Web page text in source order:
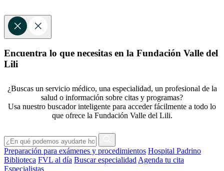
Encuentra lo que necesitas en la Fundación Valle del
Lili
¿Buscas un servicio médico, una especialidad, un profesional de la
salud o información sobre citas y programas?
Usa nuestro buscador inteligente para acceder fácilmente a todo lo
que ofrece la Fundación Valle del Lili.
Preparación para exámenes y procedimientos Hospital Padrino
Biblioteca FVL al día Buscar especialidad Agenda tu cita
Especialistas